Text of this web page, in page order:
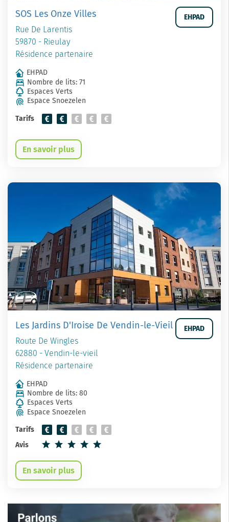
SOS Les Onze Villes
Rue De Larentis
59870 - Rieulay
Résidence partenaire
EHPAD
EHPAD
Nombre de lits: 71
Espaces Verts
Espace Snoezelen
Tarifs
En savoir plus
Les Jardins D'Iroise De Vendin-le-Vieil
Route De Wingles
62880 - Vendin-le-vieil
Résidence partenaire
EHPAD
EHPAD
Nombre de lits: 80
Espaces Verts
Espace Snoezelen
Tarifs
Avis
En savoir plus